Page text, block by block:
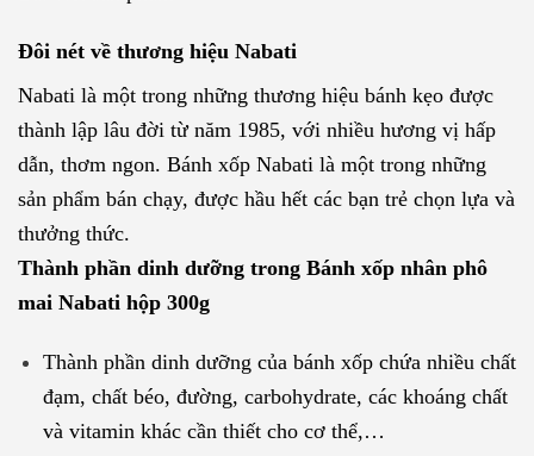
Đôi nét về thương hiệu Nabati
Nabati là một trong những thương hiệu bánh kẹo được
thành lập lâu đời từ năm 1985, với nhiều hương vị hấp
dẫn, thơm ngon. Bánh xốp Nabati là một trong những
sản phẩm bán chạy, được hầu hết các bạn trẻ chọn lựa và
thưởng thức.
Thành phần dinh dưỡng trong Bánh xốp nhân phô
mai Nabati hộp 300g
Thành phần dinh dưỡng của bánh xốp chứa nhiều chất
đạm, chất béo, đường, carbohydrate, các khoáng chất
và vitamin khác cần thiết cho cơ thể,…